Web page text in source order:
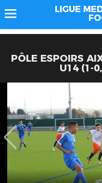
LIGUE
PÔLE ESPOIRS
U14 (1-